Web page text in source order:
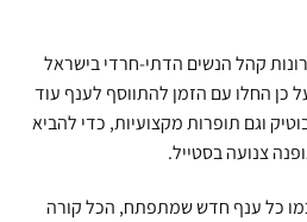
קהל הנשים הדתי-חרדי בישראל
כן החלו עם הזמן להתווסף לענף עוד
וגם תופרות מקצועיות, כדי להביא
צנועה בסטייל.
כל ענף חדש שמתפתח, הכל קורה